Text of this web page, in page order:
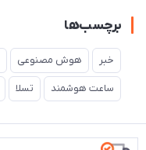
برچسب‌ها
خبر هوش مصنوعی
ساعت هوشمند تسلا